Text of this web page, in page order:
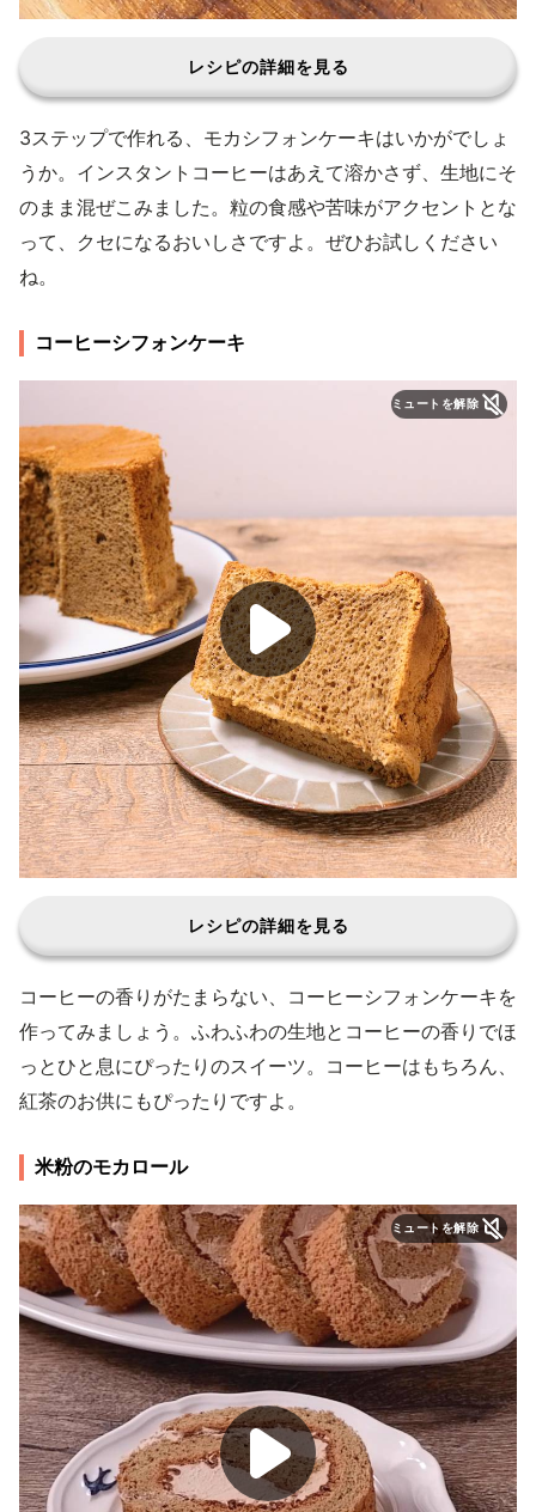
レシピの詳細を見る
3ステップで作れる、モカシフォンケーキはいかがでしょ
うか。インスタントコーヒーはあえて溶かさず、生地にそ
のまま混ぜこみました。粒の食感や苦味がアクセントとな
って、クセになるおいしさですよ。ぜひお試しください
ね。
コーヒーシフォンケーキ
ミュートを解除
レシピの詳細を見る
コーヒーの香りがたまらない、コーヒーシフォンケーキを
作ってみましょう。ふわふわの生地とコーヒーの香りでほ
っとひと息にぴったりのスイーツ。コーヒーはもちろん、
紅茶のお供にもぴったりですよ。
米粉のモカロール
ミュートを解除